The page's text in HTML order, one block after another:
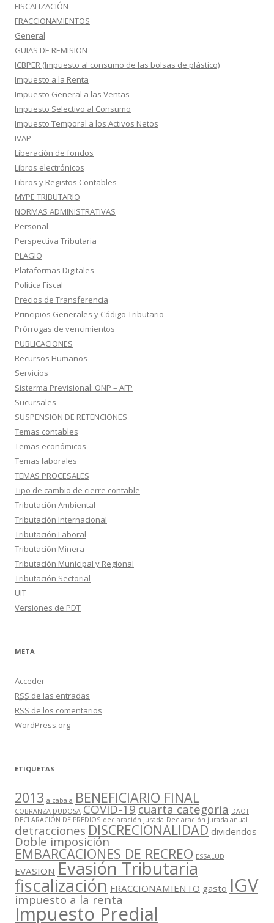
FISCALIZACIÓN
FRACCIONAMIENTOS
General
GUIAS DE REMISION
ICBPER (Impuesto al consumo de las bolsas de plástico)
Impuesto a la Renta
Impuesto General a las Ventas
Impuesto Selectivo al Consumo
Impuesto Temporal a los Activos Netos
IVAP
Liberación de fondos
Libros electrónicos
Libros y Registos Contables
MYPE TRIBUTARIO
NORMAS ADMINISTRATIVAS
Personal
Perspectiva Tributaria
PLAGIO
Plataformas Digitales
Política Fiscal
Precios de Transferencia
Principios Generales y Código Tributario
Prórrogas de vencimientos
PUBLICACIONES
Recursos Humanos
Servicios
Sisterma Previsional: ONP – AFP
Sucursales
SUSPENSION DE RETENCIONES
Temas contables
Temas económicos
Temas laborales
TEMAS PROCESALES
Tipo de cambio de cierre contable
Tributación Ambiental
Tributación Internacional
Tributación Laboral
Tributación Minera
Tributación Municipal y Regional
Tributación Sectorial
UIT
Versiones de PDT
META
Acceder
RSS de las entradas
RSS de los comentarios
WordPress.org
ETIQUETAS
2013 alcabala BENEFICIARIO FINAL
COBRANZA DUDOSA COVID-19cuarta categoria DAOT
DECLARACIÓN DE PREDIOS declaración jurada Declaración jurada anual
detracciones DISCRECIONALIDAD dividendos
Doble imposición
EMBARCACIONES DE RECREO ESSALUD
EVASION Evasión Tributaria
fiscalización FRACCIONAMIENTO gasto IGV
impuesto a la renta
Impuesto Predial